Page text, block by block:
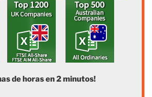
de horas en 2 minutos!